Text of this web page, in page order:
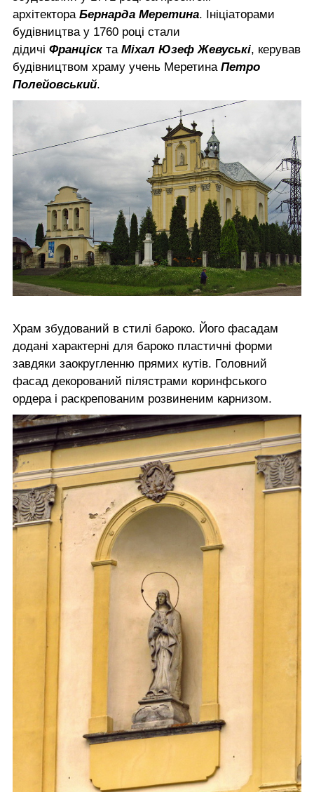
архітектора Бернарда Меретина. Ініціаторами
будівництва у 1760 році стали
дідичі Франціск та Міхал Юзеф Жевуські, керував
будівництвом храму учень Меретина Петро
Полейовський.
Храм збудований в стилі бароко. Його фасадам
додані характерні для бароко пластичні форми
завдяки заокругленню прямих кутів. Головний
фасад декорований пілястрами коринфського
ордера і раскрепованим розвиненим карнизом.